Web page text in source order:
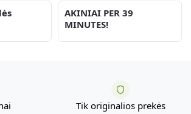
AKINIAI PER 39
MINUTES!
Tik originalios prekės